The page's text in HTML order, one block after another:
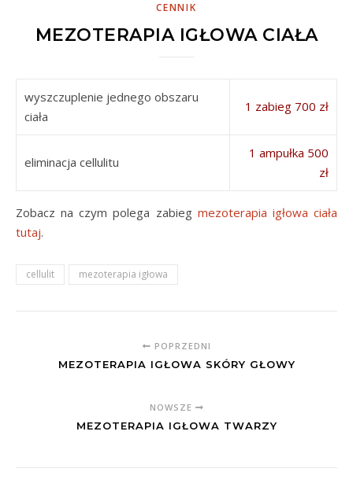
CENNIK
MEZOTERAPIA IGŁOWA CIAŁA
wyszczuplenie jednego obszaru
ciała
1 zabieg 700 zł
eliminacja cellulitu
1 ampułka 500
zł
Zobacz na czym polega zabieg mezoterapia igłowa ciała
tutaj.
cellulit mezoterapia igłowa
POPRZEDNI
MEZOTERAPIA IGŁOWA SKÓRY GŁOWY
NOWSZE
MEZOTERAPIA IGŁOWA TWARZY